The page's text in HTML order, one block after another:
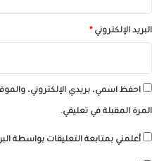
البريد الإلكتروني*
احفظ اسمي، بريدي الإلكتروني،
المرة المقبلة في تعليقي.
أعلمني بمتابعة التعليقات بواسطة